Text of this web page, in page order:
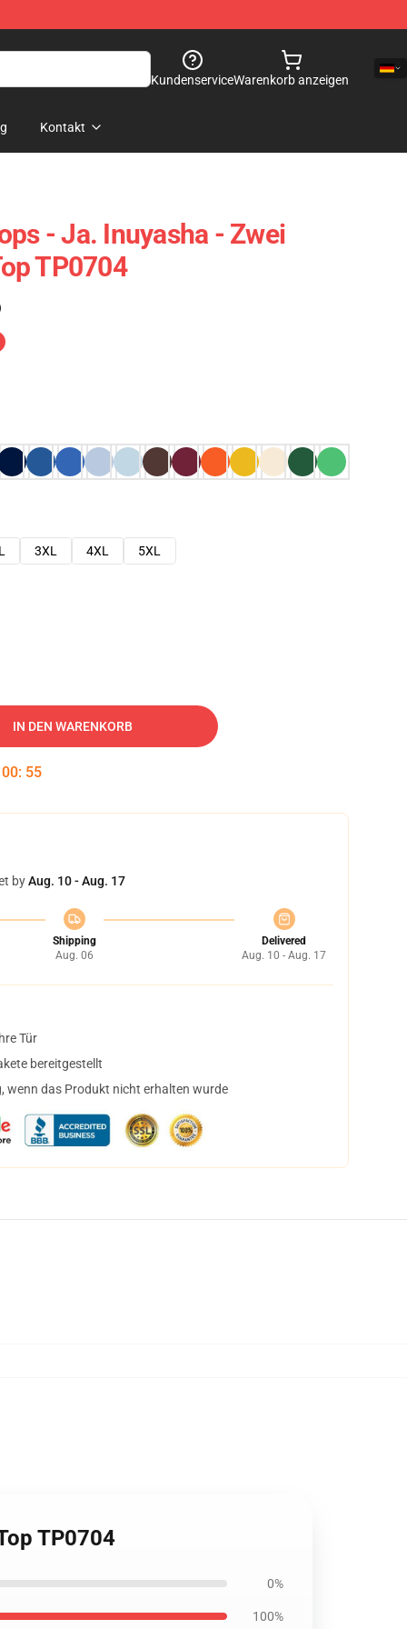
KundenserviceWarenkorb anzeigen
Kontakt
- Ja. Inuyasha - Zwei
TP0704
3XL 4XL
5XL
IN DEN WARENKORB
00: 54
byAug. 10 - Aug. 17
Shipping
Aug. 06
Delivered
Aug. 10 - Aug. 17
Tür
bereitgestellt
wenn das Produkt nicht erhalten wurde
TP0704
0%
100%